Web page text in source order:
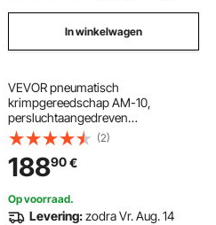
In winkelwagen
VEVOR pneumatisch
krimpgereedschap AM-10,
persluchtaangedreven
kabelschoenkrimpmachine voor
het krimpen tot 16 mm²,
pneumatische krimptangmachine
met 10 matrijzensets
(2)
18890€
Op voorraad.
Levering:zodra Vr. Aug. 14